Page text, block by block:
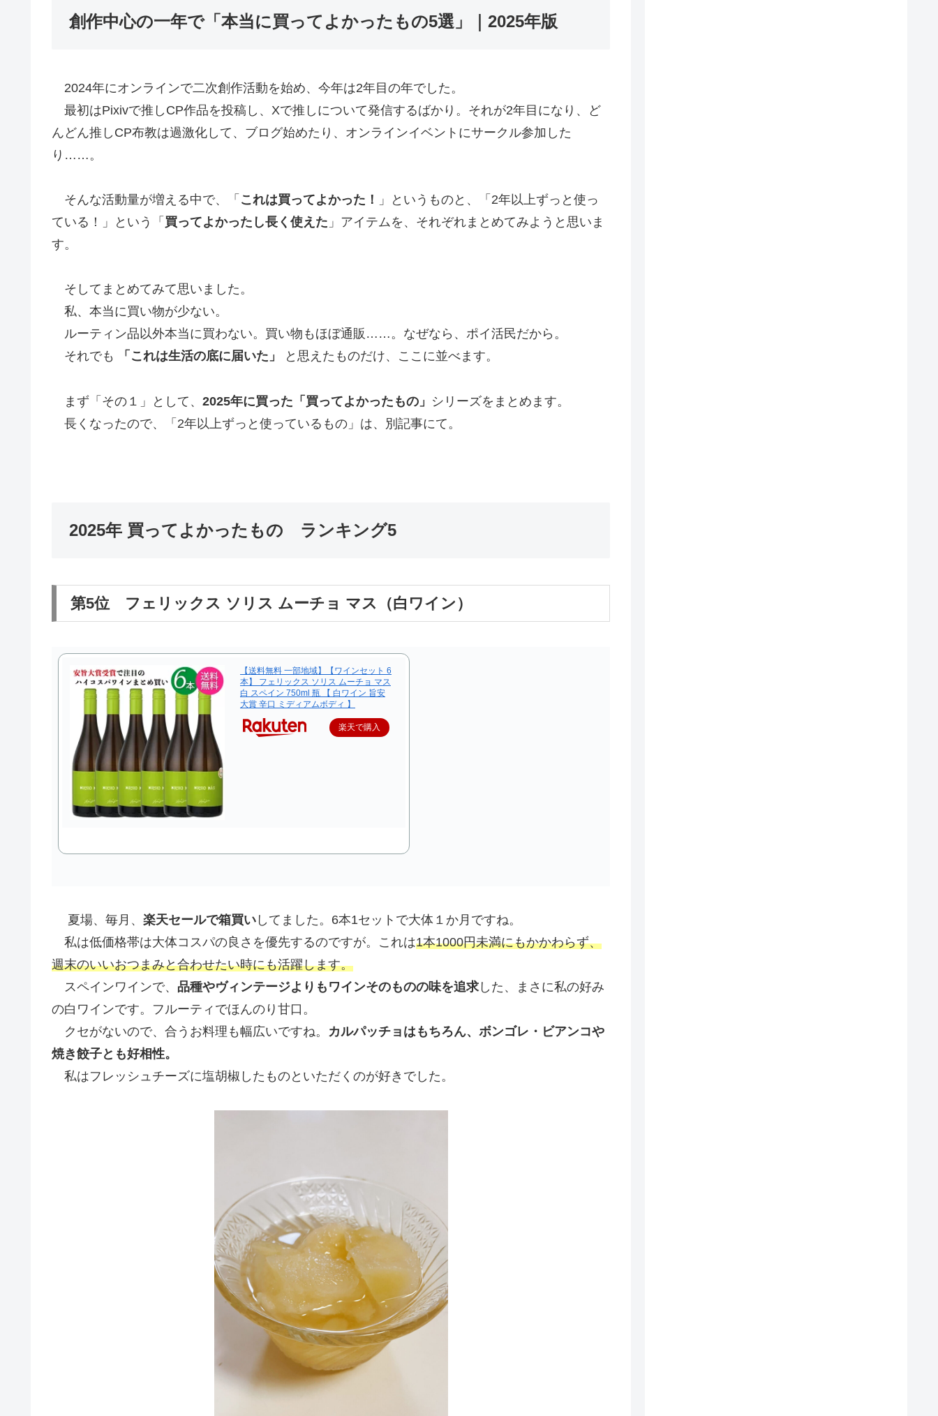
創作中心の一年で「本当に買ってよかったもの5選」｜2025年版
2024年にオンラインで二次創作活動を始め、今年は2年目の年でした。
最初はPixivで推しCP作品を投稿し、Xで推しについて発信するばかり。それが2年目になり、ど
んどん推しCP布教は過激化して、ブログ始めたり、オンラインイベントにサークル参加した
り……。
そんな活動量が増える中で、「 これは買ってよかった！
」というものと、「2年以上ずっと使っ
ている！」という「 買ってよかったし長く使えた 」アイテムを、それぞれまとめてみようと思いま
す。
そしてまとめてみて思いました。
私、本当に買い物が少ない。
ルーティン品以外本当に買わない。買い物もほぼ通販……。なぜなら、ポイ活民だから。
それでも
「これは生活の底に届いた」 と思えたものだけ、ここに並べます。
まず「その１」として、 2025年に買った「買ってよかったもの」 シリーズをまとめます。
長くなったので、「2年以上ずっと使っているもの」は、別記事にて。
2025年 買ってよかったもの ランキング5
第5位 フェリックス ソリス ムーチョ マス（白ワイン）
【送料無料 一部地域】【ワインセット 6
本】 フェリックス ソリス ムーチョ マス
白 スペイン 750ml 瓶 【 白ワイン 旨安
大賞 辛口 ミディアムボディ 】
楽天で購入
夏場、毎月、 楽天セールで箱買い してました。6本1セットで大体１か月ですね。
私は低価格帯は大体コスパの良さを優先するのですが。これは1本1000円未満にもかかわらず、
週末のいいおつまみと合わせたい時にも活躍します。
スペインワインで、 品種やヴィンテージよりもワインそのものの味を追求 した、まさに私の好み
の白ワインです。フルーティでほんのり甘口。
クセがないので、合うお料理も幅広いですね。 カルパッチョはもちろん、ボンゴレ・ビアンコや
焼き餃子とも好相性。
私はフレッシュチーズに塩胡椒したものといただくのが好きでした。